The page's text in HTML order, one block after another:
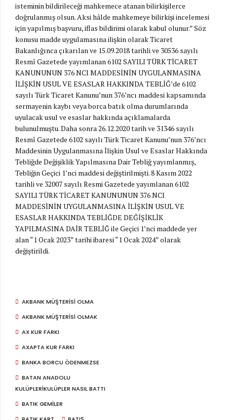
isteminin bildirileceği mahkemece atanan bilirkişilerce
doğrulanmış olsun. Aksi hâlde mahkemeye bilirkişi incelemesi
için yapılmış başvuru, iflas bildirimi olarak kabul olunur.” Söz
konusu madde uygulamasına ilişkin olarak Ticaret
Bakanlığınca çıkarılan ve 15.09.2018 tarihli ve 30536 sayılı
Resmî Gazetede yayımlanan 6102 SAYILI TÜRK TİCARET
KANUNUNUN 376 NCI MADDESİNİN UYGULANMASINA
İLİŞKİN USUL VE ESASLAR HAKKINDA TEBLİĞ’de 6102
sayılı Türk Ticaret Kanunu’nun 376’ncı maddesi kapsamında
sermayenin kaybı veya borca batık olma durumlarında
uyulacak usul ve esaslar hakkında açıklamalarda
bulunulmuştu. Daha sonra 26.12.2020 tarih ve 31346 sayılı
Resmî Gazetede 6102 sayılı Türk Ticaret Kanunu’nun 376’ncı
Maddesinin Uygulanmasına İlişkin Usul ve Esaslar Hakkında
Tebliğde Değişiklik Yapılmasına Dair Tebliğ yayımlanmış,
Tebliğin Geçici 1’nci maddesi değiştirilmişti. 8 Kasım 2022
tarihli ve 32007 sayılı Resmi Gazetede yayımlanan 6102
SAYILI TÜRK TİCARET KANUNUNUN 376 NCI
MADDESİNİN UYGULANMASINA İLİŞKİN USUL VE
ESASLAR HAKKINDA TEBLİĞDE DEĞİŞİKLİK
YAPILMASINA DAİR TEBLİĞ ile Geçici 1’nci maddede yer
alan “1 Ocak 2023” tarihi ibaresi “1 Ocak 2024” olarak
değiştirildi.
AKBANK MÜŞTERISI OLMA
AKBANK MÜŞTERISI OLMAK
AX KUR FARKI
AXAPTA KUR FARKI
BANKA BORCU ÖDENMEZSE
BATAN ANADOLU
KULÜPLERIKULÜPLER NASIL BATTI
BATIK GEMILER